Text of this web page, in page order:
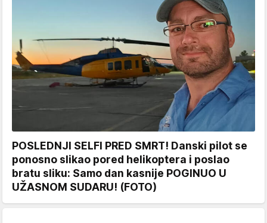
POSLEDNJI SELFI PRED SMRT! Danski pilot se
ponosno slikao pored helikoptera i poslao
bratu sliku: Samo dan kasnije POGINUO U
UŽASNOM SUDARU! (FOTO)